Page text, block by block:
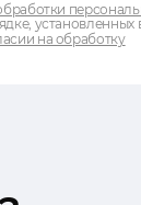
установленных
на обработку